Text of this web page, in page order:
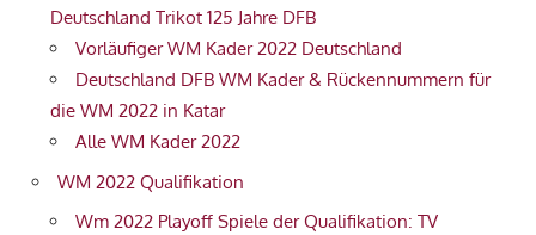
Deutschland Trikot 125 Jahre DFB
Vorläufiger WM Kader 2022 Deutschland
Deutschland DFB WM Kader & Rückennummern für
die WM 2022 in Katar
Alle WM Kader 2022
WM 2022 Qualifikation
Wm 2022 Playoff Spiele der Qualifikation: TV